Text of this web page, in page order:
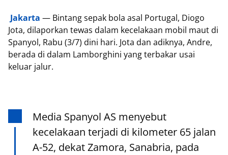
Jakarta — Bintang sepak bola asal Portugal, Diogo
Jota, dilaporkan tewas dalam kecelakaan mobil maut di
Spanyol, Rabu (3/7) dini hari. Jota dan adiknya, Andre,
berada di dalam Lamborghini yang terbakar usai
keluar jalur.
Media Spanyol AS menyebut
kecelakaan terjadi di kilometer 65 jalan
A-52, dekat Zamora, Sanabria, pada